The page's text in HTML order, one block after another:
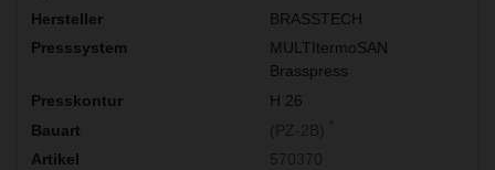
BRASSTECH
MULTItermoSAN
Brasspress
H 26
(PZ-2B)
570370